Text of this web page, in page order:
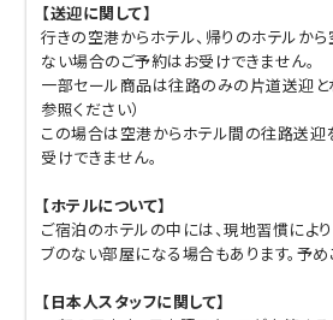
【送迎に関して】
行きの空港からホテル、帰りのホテルか
ない場合のご予約はお受けできません。
一部セール商品は往路のみの片道送迎と
参照ください）
この場合は空港からホテル間の往路送迎
受けできません。
【ホテルについて】
ご宿泊のホテルの中には、現地習慣によ
ブのない部屋になる場合もあります。予め
【日本人スタッフに関して】